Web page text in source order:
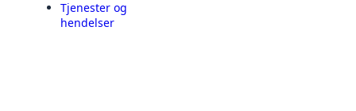
Tjenester og
hendelser